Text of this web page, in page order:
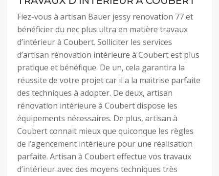
Fiez-vous à artisan Bauer jessy renovation 77 et
bénéficier du nec plus ultra en matière travaux
d’intérieur à Coubert. Solliciter les services
d’artisan rénovation intérieure à Coubert est plus
pratique et bénéfique. De un, cela garantira la
réussite de votre projet car il a la maitrise parfaite
des techniques à adopter. De deux, artisan
rénovation intérieure à Coubert dispose les
équipements nécessaires. De plus, artisan à
Coubert connait mieux que quiconque les règles
de l’agencement intérieure pour une réalisation
parfaite. Artisan à Coubert effectue vos travaux
d’intérieur avec des moyens techniques très